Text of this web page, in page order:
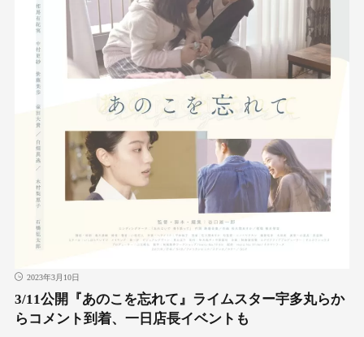
2023年3月10日
3/11公開『あのこを忘れて』ライムスター宇多丸らか
らコメント到着、一日店長イベントも